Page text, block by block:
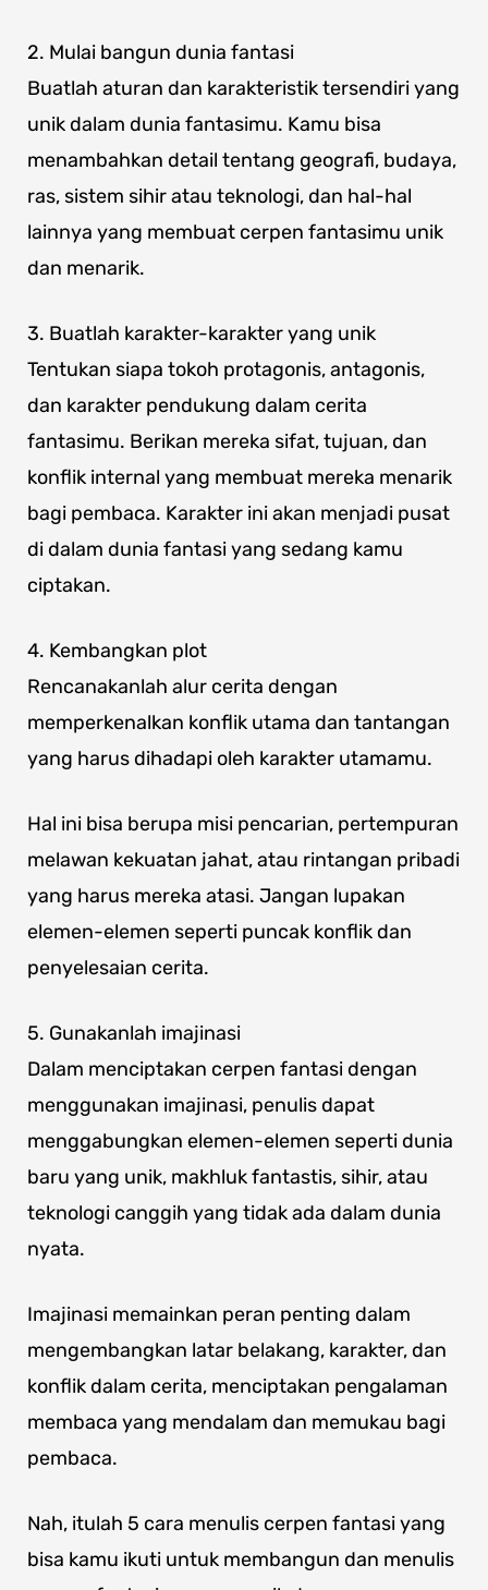
2. Mulai bangun dunia fantasi
Buatlah aturan dan karakteristik tersendiri yang
unik dalam dunia fantasimu. Kamu bisa
menambahkan detail tentang geografi, budaya,
ras, sistem sihir atau teknologi, dan hal-hal
lainnya yang membuat cerpen fantasimu unik
dan menarik.
3. Buatlah karakter-karakter yang unik
Tentukan siapa tokoh protagonis, antagonis,
dan karakter pendukung dalam cerita
fantasimu. Berikan mereka sifat, tujuan, dan
konflik internal yang membuat mereka menarik
bagi pembaca. Karakter ini akan menjadi pusat
di dalam dunia fantasi yang sedang kamu
ciptakan.
4. Kembangkan plot
Rencanakanlah alur cerita dengan
memperkenalkan konflik utama dan tantangan
yang harus dihadapi oleh karakter utamamu.
Hal ini bisa berupa misi pencarian, pertempuran
melawan kekuatan jahat, atau rintangan pribadi
yang harus mereka atasi. Jangan lupakan
elemen-elemen seperti puncak konflik dan
penyelesaian cerita.
5. Gunakanlah imajinasi
Dalam menciptakan cerpen fantasi dengan
menggunakan imajinasi, penulis dapat
menggabungkan elemen-elemen seperti dunia
baru yang unik, makhluk fantastis, sihir, atau
teknologi canggih yang tidak ada dalam dunia
nyata.
Imajinasi memainkan peran penting dalam
mengembangkan latar belakang, karakter, dan
konflik dalam cerita, menciptakan pengalaman
membaca yang mendalam dan memukau bagi
pembaca.
Nah, itulah 5 cara menulis cerpen fantasi yang
bisa kamu ikuti untuk membangun dan menulis